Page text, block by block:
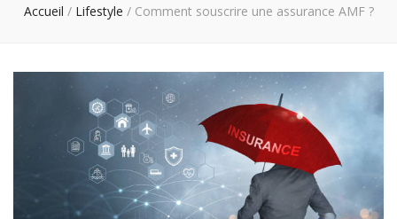
Accueil / Lifestyle / Comment souscrire une assurance AMF ?